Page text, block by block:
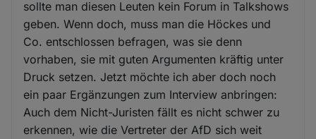
sollte man diesen Leuten kein Forum in Talkshows
geben. Wenn doch, muss man die Höckes und
Co. entschlossen befragen, was sie denn
vorhaben, sie mit guten Argumenten kräftig unter
Druck setzen. Jetzt möchte ich aber doch noch
ein paar Ergänzungen zum Interview anbringen:
Auch dem Nicht-Juristen fällt es nicht schwer zu
erkennen, wie die Vertreter der AfD sich weit